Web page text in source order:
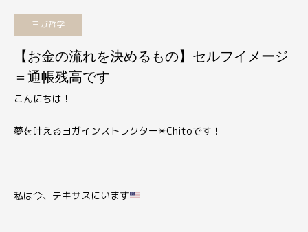
ヨガ哲学
【お金の流れを決めるもの】セルフイメージ
＝通帳残高です
こんにちは！
夢を叶えるヨガインストラクター✴︎Chitoです！
私は今、テキサスにいます